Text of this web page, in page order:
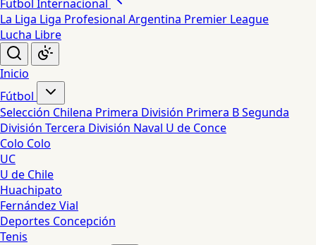
Futbol Internacional
La Liga Liga Profesional Argentina Premier League
Lucha Libre
Inicio
Fútbol
Selección Chilena Primera División Primera BSegunda
División Tercera División Naval U de Conce
Colo Colo
UC
U de Chile
Huachipato
Fernández Vial
Deportes Concepción
Tenis